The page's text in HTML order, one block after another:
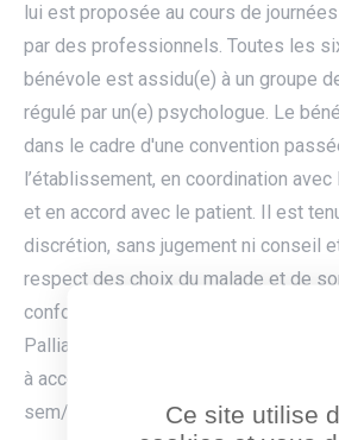
lui est proposée au cours de
par des professionnels. Toutes les
bénévole est assidu(e) à un groupe
régulé par un(e) psychologue. Le
dans le cadre d'une convention
l’établissement, en coordination avec
et en accord avec le patient. Il est
discrétion, sans jugement ni conseil
respect des choix du malade et de
conformément à la charte
Palliatifs et de l’accompagnement.
à accompagner un après-midi par
sem/an) (au moins 2 heures pour les
Ce site utilise